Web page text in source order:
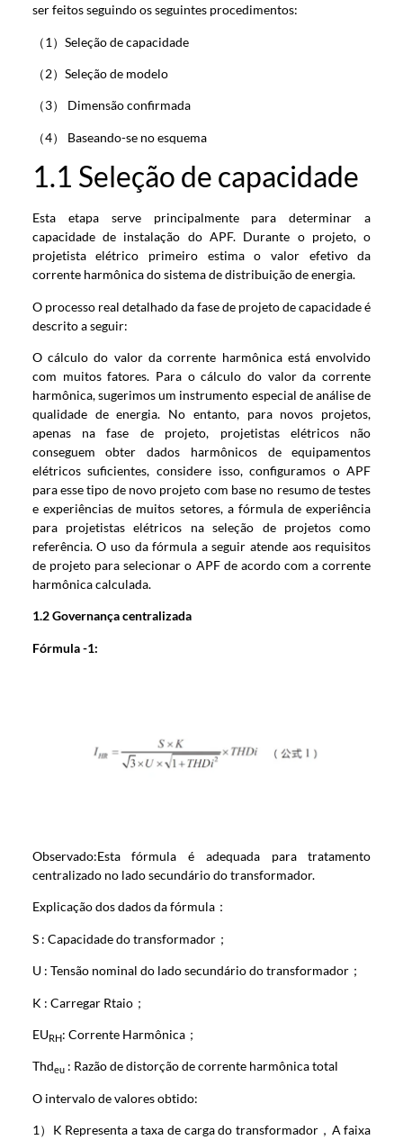
ser feitos seguindo os seguintes procedimentos:
（1）Seleção de capacidade
（2）Seleção de modelo
（3） Dimensão confirmada
（4） Baseando-se no esquema
1.1 Seleção de capacidade
Esta etapa serve principalmente para determinar a
capacidade de instalação do APF. Durante o projeto, o
projetista elétrico primeiro estima o valor efetivo da
corrente harmônica do sistema de distribuição de energia.
O processo real detalhado da fase de projeto de capacidade é
descrito a seguir:
O cálculo do valor da corrente harmônica está envolvido
com muitos fatores. Para o cálculo do valor da corrente
harmônica, sugerimos um instrumento especial de análise de
qualidade de energia. No entanto, para novos projetos,
apenas na fase de projeto, projetistas elétricos não
conseguem obter dados harmônicos de equipamentos
elétricos suficientes, considere isso, configuramos o APF
para esse tipo de novo projeto com base no resumo de testes
e experiências de muitos setores, a fórmula de experiência
para projetistas elétricos na seleção de projetos como
referência. O uso da fórmula a seguir atende aos requisitos
de projeto para selecionar o APF de acordo com a corrente
harmônica calculada.
1.2 Governança centralizada
Fórmula -1:
Observado:Esta fórmula é adequada para tratamento
centralizado no lado secundário do transformador.
Explicação dos dados da fórmula：
S : Capacidade do transformador；
U : Tensão nominal do lado secundário do transformador；
K : Carregar Rtaio；
EURH: Corrente Harmônica；
Thdeu: Razão de distorção de corrente harmônica total
O intervalo de valores obtido:
1）K Representa a taxa de carga do transformador，A faixa